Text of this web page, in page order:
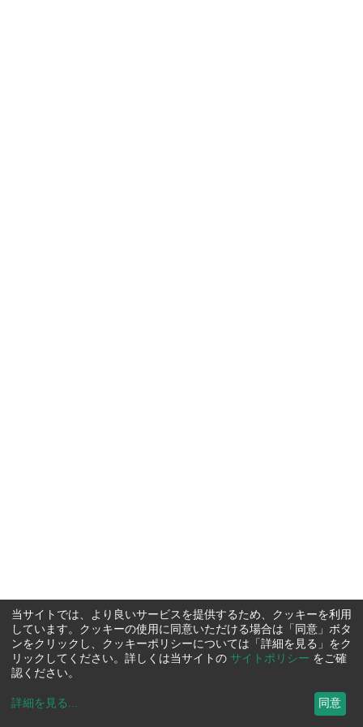
当サイトでは、より良いサービスを提供するため、クッキーを利用
しています。クッキーの使用に同意いただける場合は「同意」ボタ
ンをクリックし、クッキーポリシーについては「詳細を見る」をク
リックしてください。詳しくは当サイトの サイトポリシー をご確
認ください。
詳細を見る ... 同意